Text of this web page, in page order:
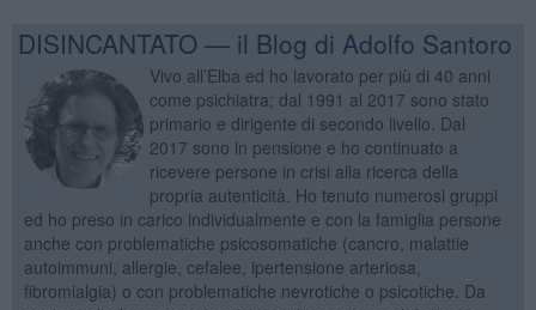
DISINCANTATO — il Blog di Adolfo Santoro
Vivo all’Elba ed ho lavorato per più di 40 anni
come psichiatra; dal 1991 al 2017 sono stato
primario e dirigente di secondo livello. Dal
2017 sono in pensione e ho continuato a
ricevere persone in crisi alla ricerca della
propria autenticità. Ho tenuto numerosi gruppi
ed ho preso in carico individualmente e con la famiglia persone
anche con problematiche psicosomatiche (cancro, malattie
autoimmuni, allergie, cefalee, ipertensione arteriosa,
fibromialgia) o con problematiche nevrotiche o psicotiche. Da